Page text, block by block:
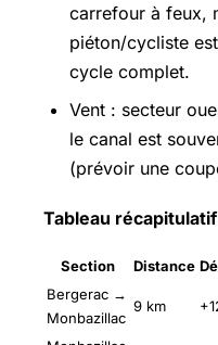
carrefour à feux,
piéton/cycliste
cycle complet.
Vent : secteur
le canal est
(prévoir une
Tableau
Section Distance
Bergerac →
Monbazillac
9 km